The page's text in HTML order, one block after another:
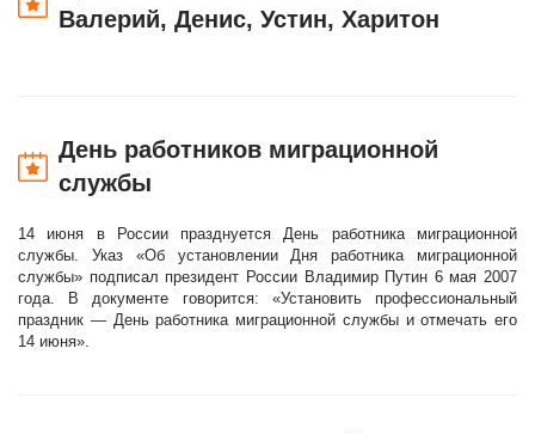
Валерий, Денис, Устин, Харитон
День работников миграционной
службы
14 июня в России празднуется День работника миграционной
службы. Указ «Об установлении Дня работника миграционной
службы» подписал президент России Владимир Путин 6 мая 2007
года. В документе говорится: «Установить профессиональный
праздник — День работника миграционной службы и отмечать его
14 июня».